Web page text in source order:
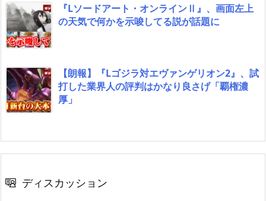
『Lソードアート・オンラインⅡ』、画面左上
の天気で何かを示唆してる説が話題に
【朗報】『Lゴジラ対エヴァンゲリオン2』、試
打した業界人の評判はかなり良さげ「覇権濃
厚」
ディスカッション